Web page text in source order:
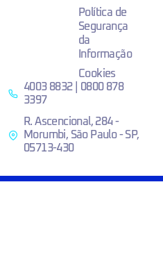
Política de
Segurança
da
Informação
Cookies
4003 8832 | 0800 878
3397
R. Ascencional, 284 -
Morumbi, São Paulo - SP,
05713-430